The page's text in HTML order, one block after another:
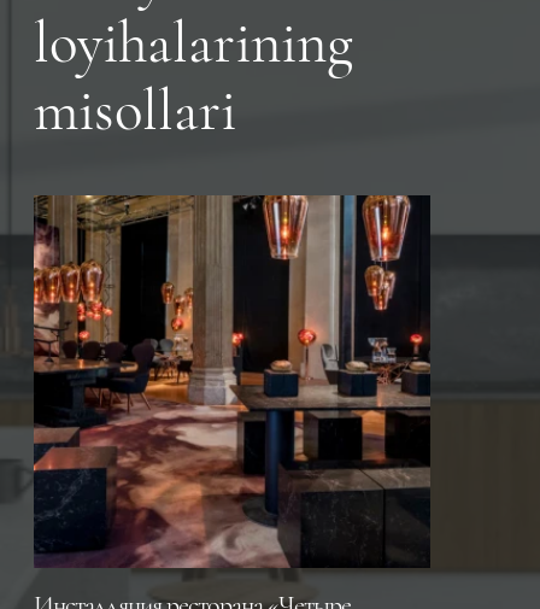
loyihalarining
misollari